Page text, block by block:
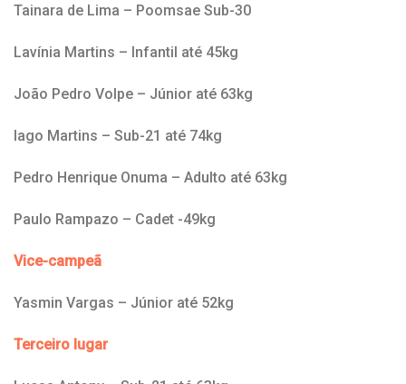
Tainara de Lima – Poomsae Sub-30
Lavínia Martins – Infantil até 45kg
João Pedro Volpe – Júnior até 63kg
Iago Martins – Sub-21 até 74kg
Pedro Henrique Onuma – Adulto até 63kg
Paulo Rampazo – Cadet -49kg
Vice-campeã
Yasmin Vargas – Júnior até 52kg
Terceiro lugar